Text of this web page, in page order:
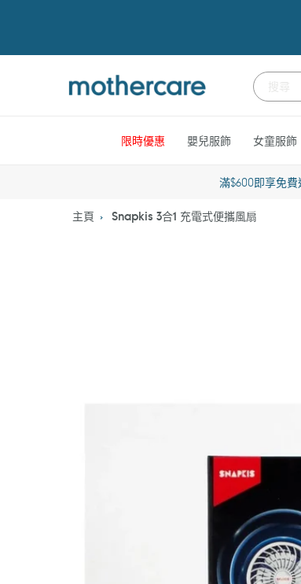
容
限時優惠 嬰兒服飾 女童服飾
滿$600即享免
主頁 Snapkis 3合1 充電式便攜風扇